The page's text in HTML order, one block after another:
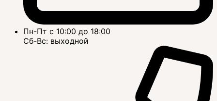
Пн-Пт с 10:00 до 18:00
Сб-Вс: выходной